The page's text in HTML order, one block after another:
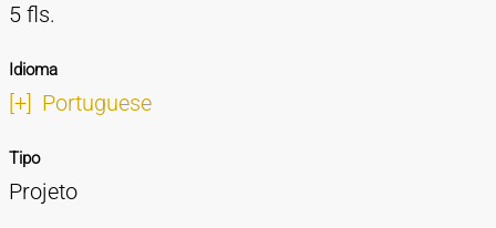
5 fls.
Idioma
[+] Portuguese
Tipo
Projeto